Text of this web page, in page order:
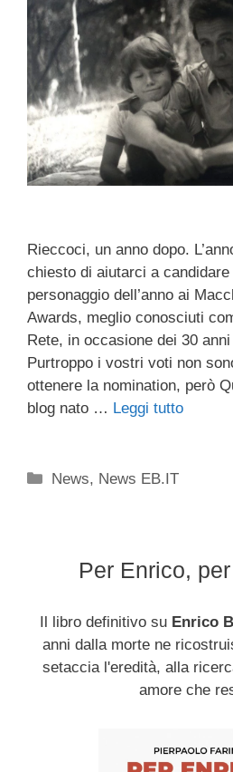
Rieccoci, un anno dopo.
chiesto di aiutarci a
personaggio dell’anno ai
Awards, meglio conosciuti
Rete, in occasione dei 30
Purtroppo i vostri voti non
ottenere la nomination, però
blog nato … Leggi tutto
Categorie
News, News EB.IT
Per Enrico,
Il libro definitivo su Enrico
anni dalla morte ne
setaccia l'eredità, alla
amore che